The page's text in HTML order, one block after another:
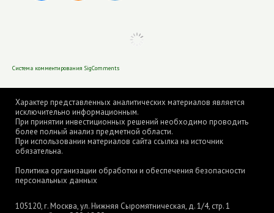
Характер представленных аналитических материалов является
исключительно информационным.
При принятии инвестиционных решений необходимо проводить
более полный анализ предметной области.
При использовании материалов сайта ссылка на источник
обязательна.
Политика организации обработки и обеспечения безопасности
персональных данных
105120, г. Москва, ул. Нижняя Сыромятническая, д. 1/4, стр. 1